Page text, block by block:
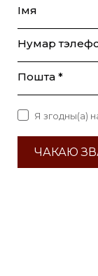
Імя
Нумар
Пошта *
ЧАКАЮ
Я згодны(а)